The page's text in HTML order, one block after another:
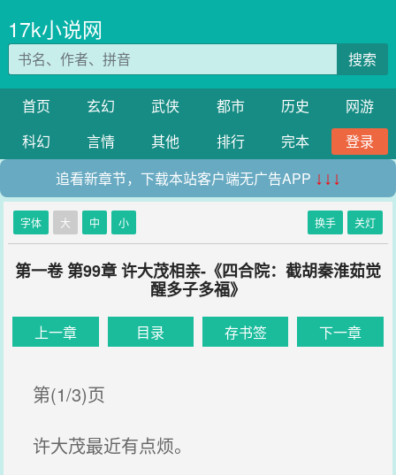
17k小说网
搜索
首页 玄幻 武侠 都市 历史
网游
科幻
言情 其他 排行 完本
登录
追看新章节，下载本站客户端无广告APP ↓↓↓
字体 大 中 小 换手 关灯
第一卷 第99章 许大茂相亲-《四合院：截胡秦淮茹觉
醒多子多福》
上一章 目录 存书签 下一章
第(1/3)页
许大茂最近有点烦。